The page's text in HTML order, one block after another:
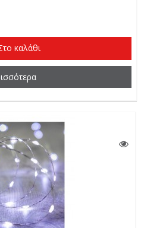
καλάθι